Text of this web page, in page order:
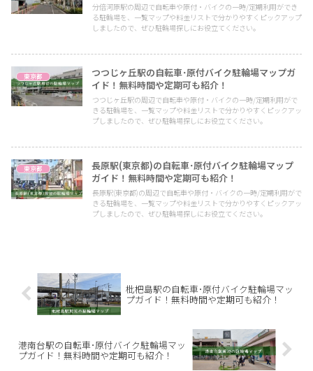
分倍河原駅の周辺で自転車や原付・バイクの一時/定期利用ができ
る駐輪場を、一覧マップや料金リストで分かりやすくピックアップ
しましたので、ぜひ駐輪場探しにお役立てください。
東京都
つつじヶ丘駅の自転車･原付バイク駐輪場マップガ
イド！無料時間や定期可も紹介！
つつじヶ丘駅の周辺で自転車や原付・バイクの一時/定期利用がで
きる駐輪場を、一覧マップや料金リストで分かりやすくピックアッ
プしましたので、ぜひ駐輪場探しにお役立てください。
東京都
長原駅(東京都)の自転車･原付バイク駐輪場マップ
ガイド！無料時間や定期可も紹介！
長原駅(東京都)の周辺で自転車や原付・バイクの一時/定期利用がで
きる駐輪場を、一覧マップや料金リストで分かりやすくピックアッ
プしましたので、ぜひ駐輪場探しにお役立てください。
枇杷島駅の自転車･原付バイク駐輪場マッ
プガイド！無料時間や定期可も紹介！
港南台駅の自転車･原付バイク駐輪場マッ
プガイド！無料時間や定期可も紹介！